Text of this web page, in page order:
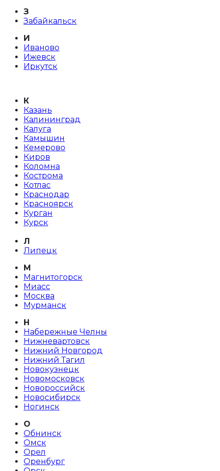
З
Забайкальск
И
Иваново
Ижевск
Иркутск
К
Казань
Калининград
Калуга
Камышин
Кемерово
Киров
Коломна
Кострома
Котлас
Краснодар
Красноярск
Курган
Курск
Л
Липецк
М
Магнитогорск
Миасс
Москва
Мурманск
Н
Набережные Челны
Нижневартовск
Нижний Новгород
Нижний Тагил
Новокузнецк
Новомосковск
Новороссийск
Новосибирск
Ногинск
О
Обнинск
Омск
Орел
Оренбург